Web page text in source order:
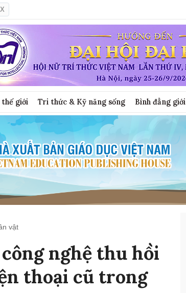
giới Tri thức & Kỹ năng sống Bình đẳng giới
vật
nghệ thu hồi
thoại cũ trong